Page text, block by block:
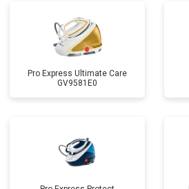
Pro Express Ultimate Care
GV9581E0